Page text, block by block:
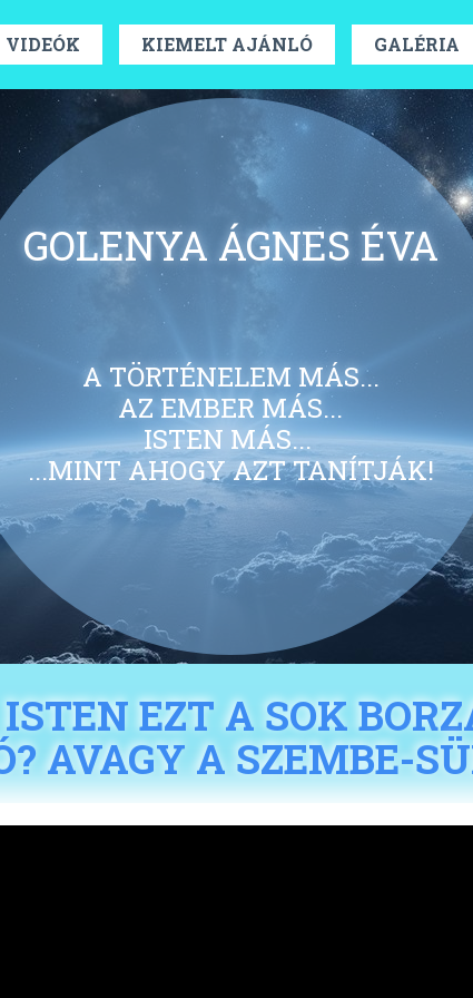
VIDEÓK KIEMELT AJÁNLÓ GALÉRIA
GOLENYA ÁGNES ÉVA
A TÖRTÉNELEM MÁS...
AZ EMBER MÁS...
ISTEN MÁS...
...MINT AHOGY AZT TANÍTJÁK!
EZT A SOK
AVAGY A SZEMBE-